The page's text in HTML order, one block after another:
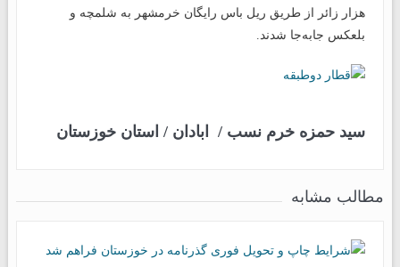
هزار زائر از طریق ریل باس رایگان خرمشهر به شلمچه و
بلعکس جابه‌جا شدند.
سید حمزه خرم نسب / ابادان / استان خوزستان
مطالب مشابه